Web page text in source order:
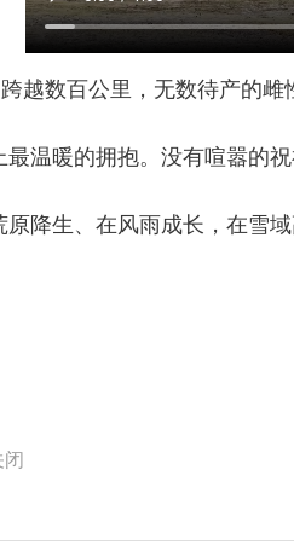
数百公里，无数待产的雌
暖的拥抱。没有喧嚣的祝
生、在风雨成长，在雪域
闭